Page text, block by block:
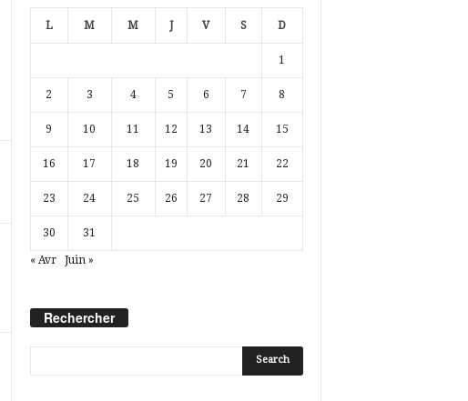
L M M J V S D
1
2 3 4 5 6 7 8
9 10 11 12 13 14 15
16 17 18 19 20 21 22
23 24 25 26 27 28 29
30 31
« Avr Juin »
Rechercher